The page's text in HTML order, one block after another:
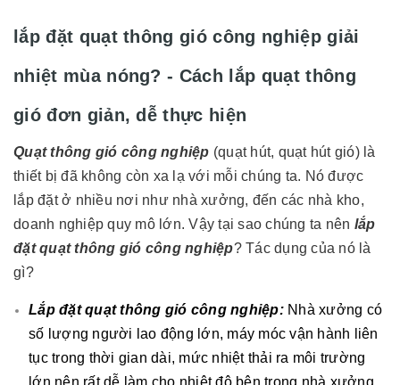
lắp đặt quạt thông gió công nghiệp giải
nhiệt mùa nóng? - Cách lắp quạt thông
gió đơn giản, dễ thực hiện
Quạt thông gió công nghiệp (quạt hút, quạt hút gió) là
thiết bị đã không còn xa lạ với mỗi chúng ta. Nó được
lắp đặt ở nhiều nơi như nhà xưởng, đến các nhà kho,
doanh nghiệp quy mô lớn. Vậy tại sao chúng ta nên lắp
đặt quạt thông gió công nghiệp? Tác dụng của nó là
gì?
Lắp đặt quạt thông gió công nghiệp: Nhà xưởng có
số lượng người lao động lớn, máy móc vận hành liên
tục trong thời gian dài, mức nhiệt thải ra môi trường